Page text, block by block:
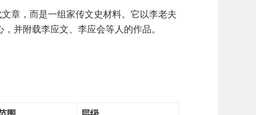
章，而是一组家传文史材料。它以李老夫
并附载李应文、李应会等人的作品。